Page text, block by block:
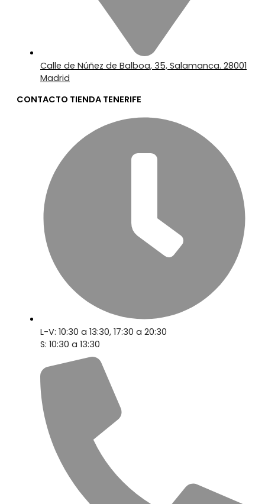
Calle de Núñez de Balboa, 35, Salamanca. 28001
Madrid
CONTACTO TIENDA TENERIFE
L-V: 10:30 a 13:30, 17:30 a 20:30
S: 10:30 a 13:30